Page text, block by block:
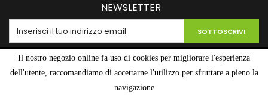
Il nostro negozio online fa uso di cookies per migliorare l'esperienza
dell'utente, raccomandiamo di accettarne l'utilizzo per sfruttare a pieno la
navigazione
NEWSLETTER
SOTTOSCRIVI